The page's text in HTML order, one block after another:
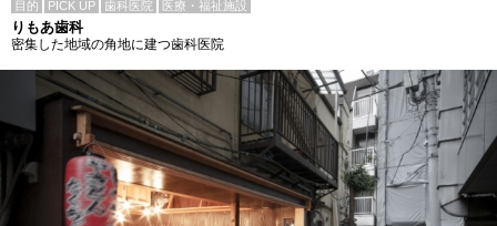
目的 PICK UP 歯科医院 医療・福祉施設
りもあ歯科
密集した地域の角地に建つ歯科医院